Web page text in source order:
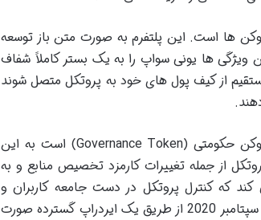
ها است. این پلتفرم به صورت متن باز توسعه
ویژگی ها یونی سواپ را به یک بستر کاملاً شفاف
از کیف پول های خود به پروتکل متصل شوند
توکن بومی یونی سواپ با نماد UNI شناخته می شود. این توکن یک توکن حکومتی (Governance Token) است به این
از جمله تغییرات کارمزد تخصیص منابع و به
که کنترل پروتکل در دست جامعه کاربران و
توسعه دهندگان آن باقی بماند و نه یک نهاد مرکزی. توزیع توکن UNI در سپتامبر 2020 از طریق یک ایردراپ گسترده صورت